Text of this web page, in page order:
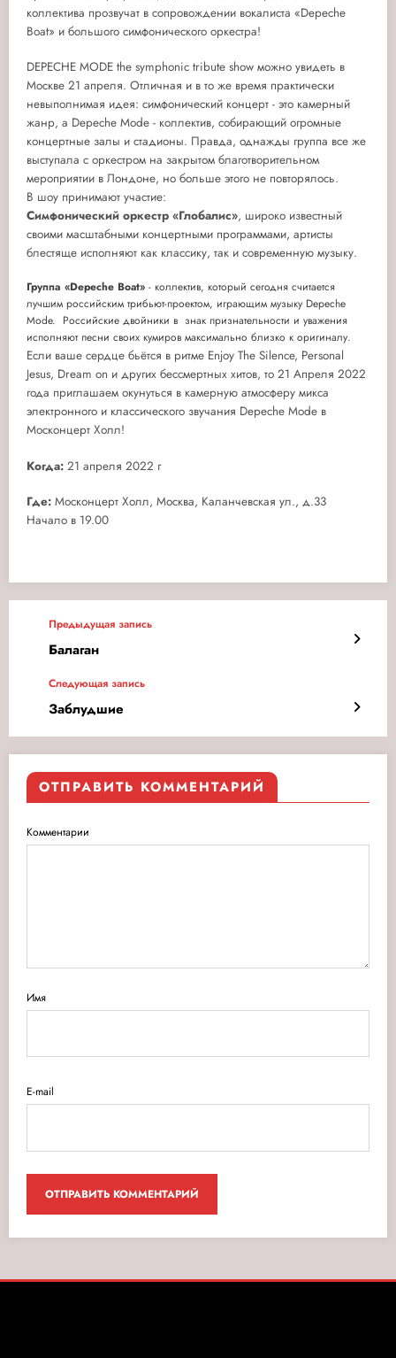
коллектива прозвучат в сопровождении вокалиста «Depeche
Boat» и большого симфонического оркестра!
DEPECHE MODE the symphonic tribute show можно увидеть в
Москве 21 апреля. Отличная и в то же время практически
невыполнимая идея: симфонический концерт - это камерный
жанр, а Depeche Mode - коллектив, собирающий огромные
концертные залы и стадионы. Правда, однажды группа все же
выступала с оркестром на закрытом благотворительном
мероприятии в Лондоне, но больше этого не повторялось.
В шоу принимают участие:
Симфонический оркестр «Глобалис», широко известный
своими масштабными концертными программами, артисты
блестяще исполняют как классику, так и современную музыку.
Группа «Depeche Boat» - коллектив, который сегодня считается
лучшим российским трибьют-проектом, играющим музыку Depeche
Mode. Российские двойники в знак признательности и уважения
исполняют песни своих кумиров максимально близко к оригиналу.
Если ваше сердце бьётся в ритме Enjoy The Silence, Personal
Jesus, Dream on и других бессмертных хитов, то 21 Апреля 2022
года приглашаем окунуться в камерную атмосферу микса
электронного и классического звучания Depeche Mode в
Москонцерт Холл!
Когда: 21 апреля 2022 г
Где: Москонцерт Холл, Москва, Каланчевская ул., д.33
Начало в 19.00
Предыдущая запись
Балаган
Следующая запись
Заблудшие
ОТПРАВИТЬ КОММЕНТАРИЙ
Комментарии
Имя
E-mail